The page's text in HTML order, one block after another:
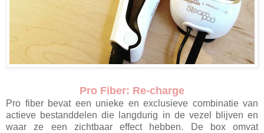
Pro Fiber: Re-charge
Pro fiber bevat een unieke en exclusieve combinatie van
actieve bestanddelen die langdurig in de vezel blijven en
waar ze een zichtbaar effect hebben.
De box omvat